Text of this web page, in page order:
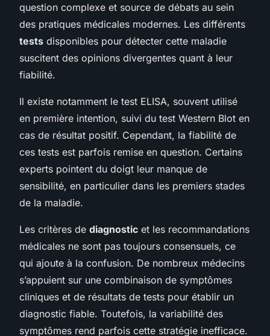
question complexe et source de débats au sein
des pratiques médicales modernes. Les différents
tests disponibles pour détecter cette maladie
suscitent des opinions divergentes quant à leur
fiabilité.
Il existe notamment le test ELISA, souvent utilisé
en première intention, suivi du test Western Blot en
cas de résultat positif. Cependant, la fiabilité de
ces tests est parfois remise en question. Certains
experts pointent du doigt leur manque de
sensibilité, en particulier dans les premiers stades
de la maladie.
Les critères de diagnostic et les recommandations
médicales ne sont pas toujours consensuels, ce
qui ajoute à la confusion. De nombreux médecins
s’appuient sur une combinaison de symptômes
cliniques et de résultats de tests pour établir un
diagnostic fiable. Toutefois, la variabilité des
symptômes rend parfois cette stratégie inefficace.